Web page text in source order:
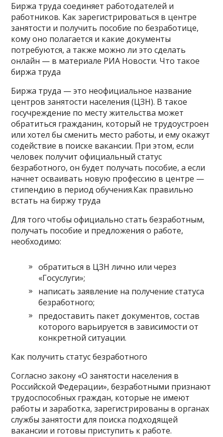
Биржа труда соединяет работодателей и
работников. Как зарегистрироваться в центре
занятости и получить пособие по безработице,
кому оно полагается и какие документы
потребуются, а также можно ли это сделать
онлайн — в материале РИА Новости. Что такое
биржа труда
Биржа труда — это неофициальное название
центров занятости населения (ЦЗН). В такое
госучреждение по месту жительства может
обратиться гражданин, который не трудоустроен
или хотел бы сменить место работы, и ему окажут
содействие в поиске вакансии. При этом, если
человек получит официальный статус
безработного, он будет получать пособие, а если
начнет осваивать новую профессию в центре —
стипендию в период обучения.Как правильно
встать на биржу труда
Для того чтобы официально стать безработным,
получать пособие и предложения о работе,
необходимо:
обратиться в ЦЗН лично или через
«Госуслуги»;
написать заявление на получение статуса
безработного;
предоставить пакет документов, состав
которого варьируется в зависимости от
конкретной ситуации.
Как получить статус безработного
Согласно закону «О занятости населения в
Российской Федерации», безработными признают
трудоспособных граждан, которые не имеют
работы и заработка, зарегистрированы в органах
службы занятости для поиска подходящей
вакансии и готовы приступить к работе.